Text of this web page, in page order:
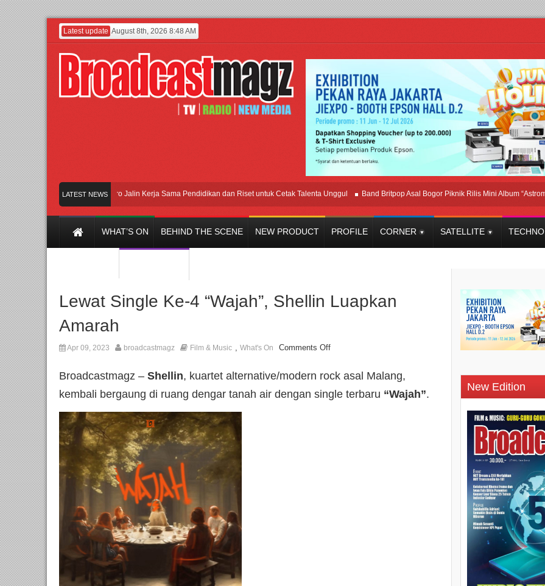
Latest update August 8th, 2026 8:48 AM
LATEST NEWS
Agung Podomoro Jalin Kerja Sama Pendidikan dan Riset untuk Cetak Talenta Unggul Band Britpop Asal Bogor Piknik Rilis Mini Album “Astrometri”
WHAT’S ON BEHIND THE SCENE NEW PRODUCT PROFILE CORNER SATELLITE TECHNO
Lewat Single Ke-4 “Wajah”, Shellin Luapkan
Amarah
Apr 09, 2023 broadcastmagz Film & Music , What's On Comments Off
Broadcastmagz – Shellin, kuartet alternative/modern rock asal Malang,
kembali bergaung di ruang dengar tanah air dengan single terbaru “Wajah”.
New Edition